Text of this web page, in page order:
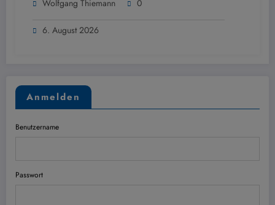
Wolfgang Thiemann 0
6. August 2026
Anmelden
Benutzername
Passwort